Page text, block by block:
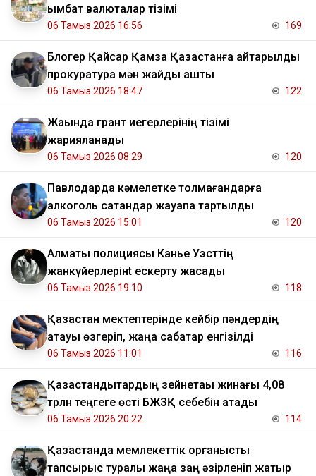
қымбат валюталар тізімі
06 Тамыз 2026 16:56 169
Блогер Қайсар Қамза Қазақстанға қайтарылды
прокуратура мән жайды ашты
06 Тамыз 2026 18:47 122
Жақында грант иегерлерінің тізімі
жарияланады
06 Тамыз 2026 08:29 120
Павлодарда кәмелетке толмағандарға
алкоголь сатқандар жауапқа тартылды
06 Тамыз 2026 15:01 120
Алматы полициясы Канье Уэсттің
жанкүйерлерінt ескерту жасады
06 Тамыз 2026 19:10 118
Қазақстан мектептерінде кейбір пәндердің
атауы өзгеріп, жаңа сабақтар енгізілді
06 Тамыз 2026 11:01 116
Қазақстандықтардың зейнетақы жинағы 4,08
трлн теңгеге өсті БЖЗҚ себебін атады
06 Тамыз 2026 20:22 114
Қазақстанда мемлекеттік қорғаныстық
тапсырыс туралы жаңа заң әзірленіп жатыр